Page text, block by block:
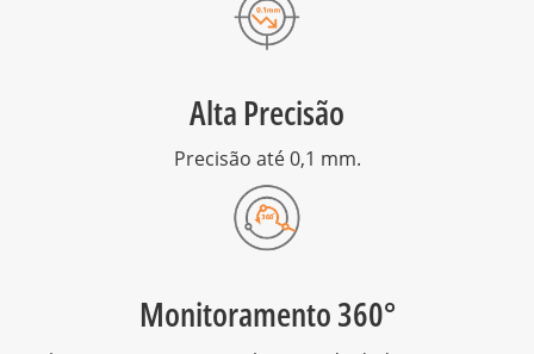
Alta Precisão
Precisão até 0,1 mm.
Monitoramento 360°